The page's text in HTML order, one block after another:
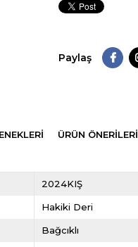
Paylaş
ÜRÜN ÖNERILERI
2024KIŞ
Hakiki Deri
Bağcıklı